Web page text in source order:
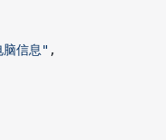
脑信息" ,